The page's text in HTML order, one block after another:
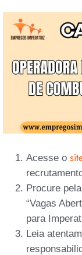
Acesse o
Procure
“Vagas
para
Leia